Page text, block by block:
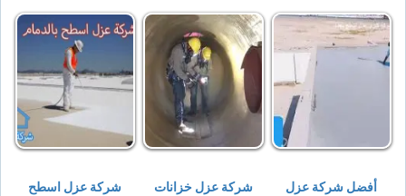
أفضل شركة عزل
شركة عزل خزانات
شركة عزل اسطح